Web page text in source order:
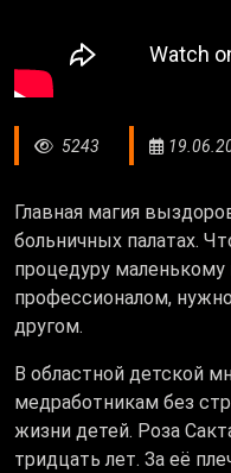
5243
Главная магия
больничных палатах.
процедуру
профессионалом,
другом.
В областной детской
медработникам без
жизни детей. Роза
тридцать лет. За её